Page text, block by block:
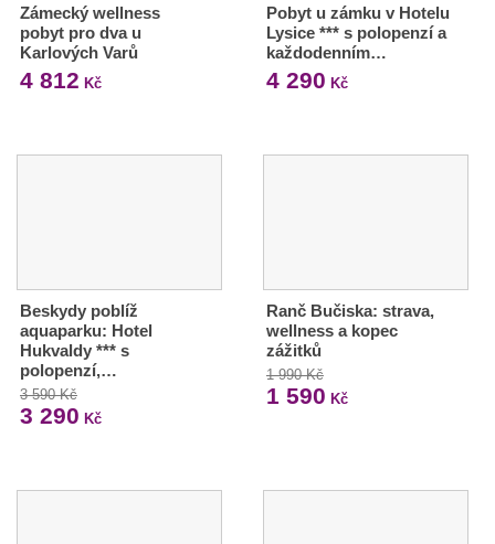
Zámecký wellness
pobyt pro dva u
Karlových Varů
4 812 Kč
Pobyt u zámku v Hotelu
Lysice *** s polopenzí a
každodenním…
4 290 Kč
Beskydy poblíž
aquaparku: Hotel
Hukvaldy *** s
polopenzí,…
3 590 Kč
3 290 Kč
Ranč Bučiska: strava,
wellness a kopec
zážitků
1 990 Kč
1 590 Kč